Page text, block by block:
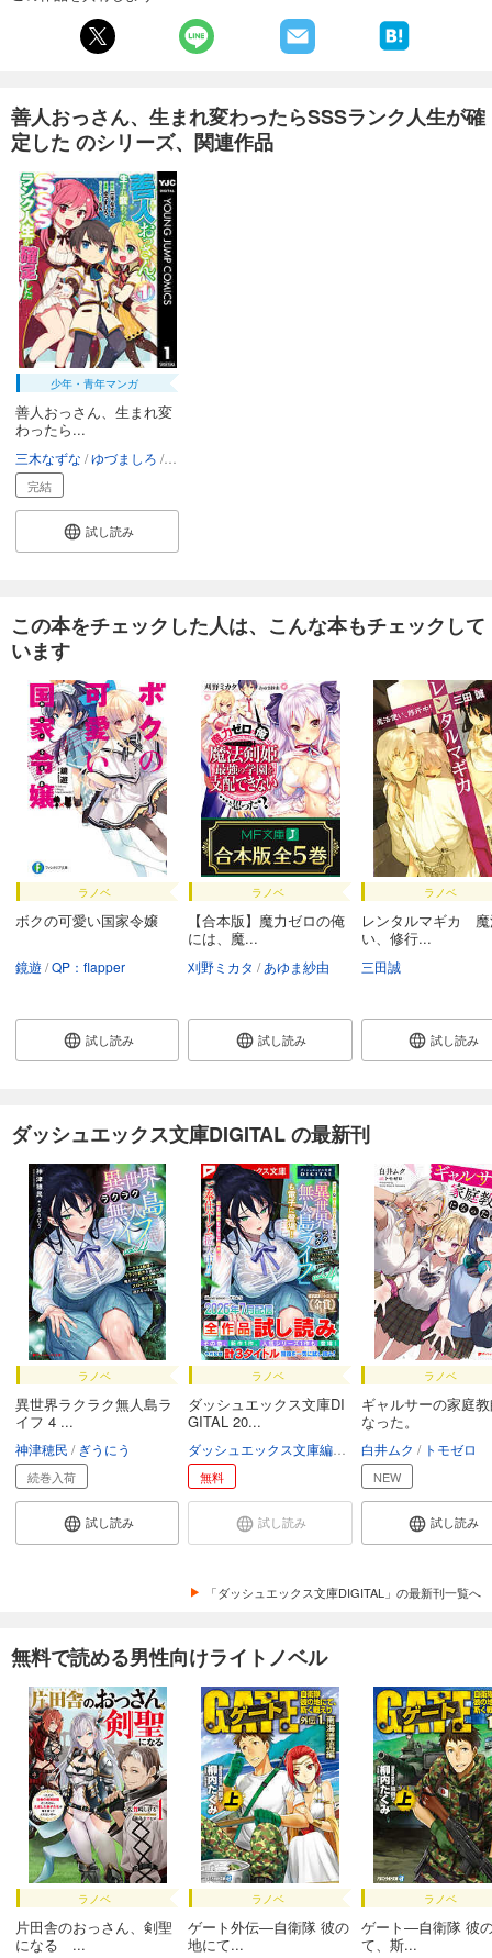
善人おっさん、生まれ変わったらSSSランク人生が確
定した のシリーズ、関連作品
少年・青年マンガ
善人おっさん、生まれ変
わったら...
三木なずな ゆづましろ
完結
試し読み
この本をチェックした人は、こんな本もチェックして
います
ラノベ
ボクの可愛い国家令嬢
鏡遊 QP：flapper
試し読み
ラノベ
【合本版】魔力ゼロの俺
には、魔...
刈野ミカタ あゆま紗由
試し読み
ラノベ
レンタルマギカ 魔
い、修行...
三田誠
試し読み
ダッシュエックス文庫DIGITAL の最新刊
ラノベ
異世界ラクラク無人島ラ
イフ 4 ...
神津穂民 ぎうにう
続巻入荷
試し読み
ラノベ
ダッシュエックス文庫DI
GITAL 20...
無料
試し読み
ラノベ
ギャルサーの家庭
なった。
白井ムク トモゼロ
NEW
試し読み
「ダッシュエックス文庫DIGITAL」の最新刊一覧へ
無料で読める男性向けライトノベル
ラノベ
片田舎のおっさん、剣聖
になる ...
ラノベ
ゲート外伝―自衛隊 彼の
地にて...
ラノベ
ゲート―自衛隊 彼
て、斯...